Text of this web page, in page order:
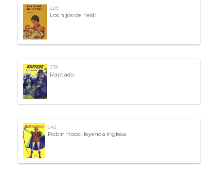
226
Los hijos de Heidi
239
Raptado
242
Robin Hood: leyenda inglesa